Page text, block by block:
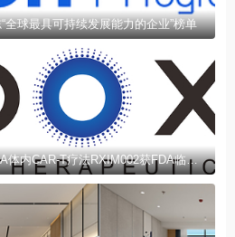
全球最具可持续发展能力的企业”榜单
RiboX Therapeutics环形RNA体内CAR-T疗法RXIM002获FDA临床试验许可